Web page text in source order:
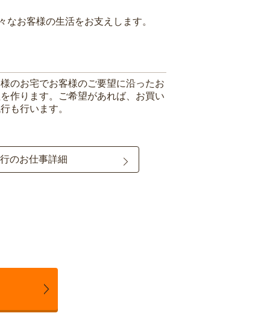
お客様の生活をお支えします。
のお宅でお客様のご要望に沿ったお
作ります。ご希望があれば、お買い
も行います。
のお仕事詳細